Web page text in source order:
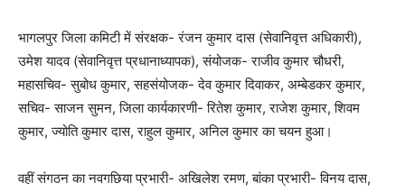
भागलपुर जिला कमिटी में संरक्षक- रंजन कुमार दास (सेवानिवृत्त अधिकारी),
उमेश यादव (सेवानिवृत्त प्रधानाध्यापक), संयोजक- राजीव कुमार चौधरी,
महासचिव- सुबोध कुमार, सहसंयोजक- देव कुमार दिवाकर, अम्बेडकर कुमार,
सचिव- साजन सुमन, जिला कार्यकारणी- रितेश कुमार, राजेश कुमार, शिवम
कुमार, ज्योति कुमार दास, राहुल कुमार, अनिल कुमार का चयन हुआ।
वहीं संगठन का नवगछिया प्रभारी- अखिलेश रमण, बांका प्रभारी- विनय दास,